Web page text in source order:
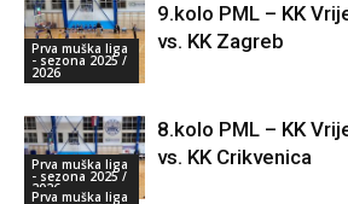
Prva muška liga
- sezona 2025 /
2026
9.kolo PML – KK
vs. KK Zagreb
Prva muška liga
- sezona 2025 /
2026
8.kolo PML – KK
vs. KK Crikvenica
Prva muška liga